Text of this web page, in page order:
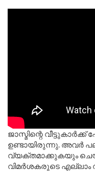
ജാസ്മിന്റെ
ഉണ്ടായിരുന്നു. അവർ
വ്യക്തമാക്കുകയും
വിമർശകരുടെ എല്ലാം